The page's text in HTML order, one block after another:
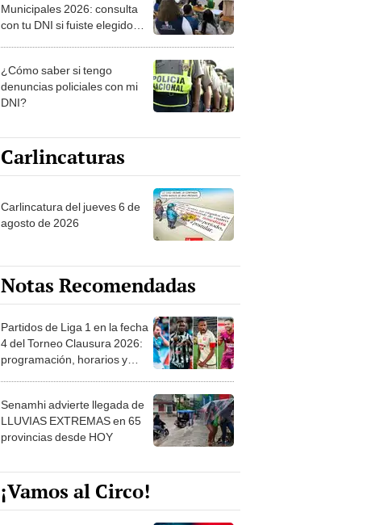
Municipales 2026: consulta
con tu DNI si fuiste elegido
la ONPE
¿Cómo saber si tengo
denuncias policiales con mi
DNI?
Carlincaturas
Carlincatura del jueves 6 de
agosto de 2026
Notas Recomendadas
Partidos de Liga 1 en la fecha
4 del Torneo Clausura 2026:
programación, horarios y
Senamhi advierte llegada de
LLUVIAS EXTREMAS en 65
provincias desde HOY
¡Vamos al Circo!